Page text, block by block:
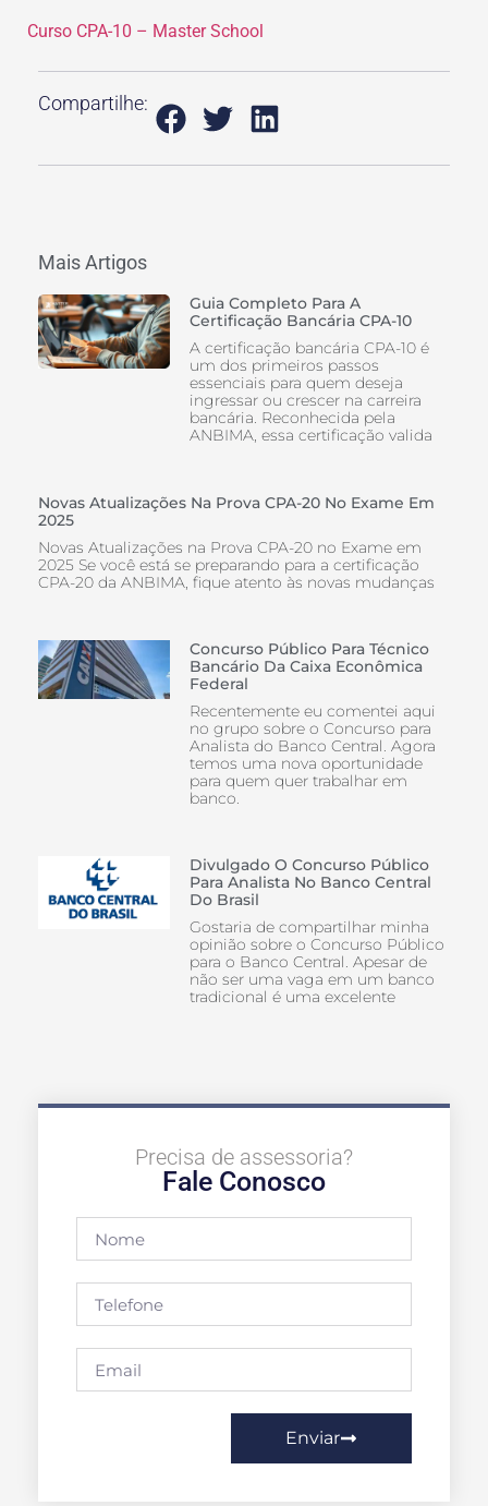
Curso CPA-10 – Master School
Compartilhe:
Mais Artigos
Guia Completo Para A
Certificação Bancária CPA-10
A certificação bancária CPA-10 é
um dos primeiros passos
essenciais para quem deseja
ingressar ou crescer na carreira
bancária. Reconhecida pela
ANBIMA, essa certificação valida
Novas Atualizações Na Prova CPA-20 No Exame Em
2025
Novas Atualizações na Prova CPA-20 no Exame em
2025 Se você está se preparando para a certificação
CPA-20 da ANBIMA, fique atento às novas mudanças
Concurso Público Para Técnico
Bancário Da Caixa Econômica
Federal
Recentemente eu comentei aqui
no grupo sobre o Concurso para
Analista do Banco Central. Agora
temos uma nova oportunidade
para quem quer trabalhar em
banco.
Divulgado O Concurso Público
Para Analista No Banco Central
Do Brasil
Gostaria de compartilhar minha
opinião sobre o Concurso Público
para o Banco Central. Apesar de
não ser uma vaga em um banco
tradicional é uma excelente
Precisa de assessoria?
Fale Conosco
Enviar